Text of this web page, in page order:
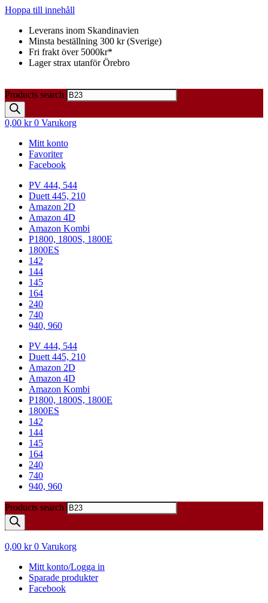
Hoppa till innehåll
Leverans inom Skandinavien
Minsta beställning 300 kr (Sverige)
Fri frakt över 5000kr*
Lager strax utanför Örebro
Products search
0,00 kr 0 Varukorg
Mitt konto
Favoriter
Facebook
PV 444, 544
Duett 445, 210
Amazon 2D
Amazon 4D
Amazon Kombi
P1800, 1800S, 1800E
1800ES
142
144
145
164
240
740
940, 960
PV 444, 544
Duett 445, 210
Amazon 2D
Amazon 4D
Amazon Kombi
P1800, 1800S, 1800E
1800ES
142
144
145
164
240
740
940, 960
Products search
0,00 kr 0 Varukorg
Mitt konto/Logga in
Sparade produkter
Facebook